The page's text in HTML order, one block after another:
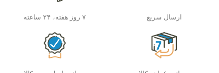
ارسال سریع ۷ روز هفته، ۲۴ ساعته